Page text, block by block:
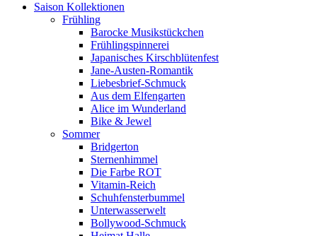
Saison Kollektionen
Frühling
Barocke Musikstückchen
Frühlingspinnerei
Japanisches Kirschblütenfest
Jane-Austen-Romantik
Liebesbrief-Schmuck
Aus dem Elfengarten
Alice im Wunderland
Bike & Jewel
Sommer
Bridgerton
Sternenhimmel
Die Farbe ROT
Vitamin-Reich
Schuhfensterbummel
Unterwasserwelt
Bollywood-Schmuck